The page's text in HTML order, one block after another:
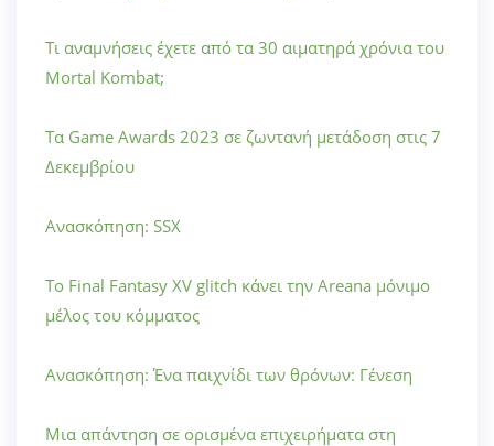
Τι αναμνήσεις έχετε από τα 30 αιματηρά χρόνια του
Mortal Kombat;
Τα Game Awards 2023 σε ζωντανή μετάδοση στις 7
Δεκεμβρίου
Ανασκόπηση: SSX
Το Final Fantasy XV glitch κάνει την Areana μόνιμο
μέλος του κόμματος
Ανασκόπηση: Ένα παιχνίδι των θρόνων: Γένεση
Μια απάντηση σε ορισμένα επιχειρήματα στη